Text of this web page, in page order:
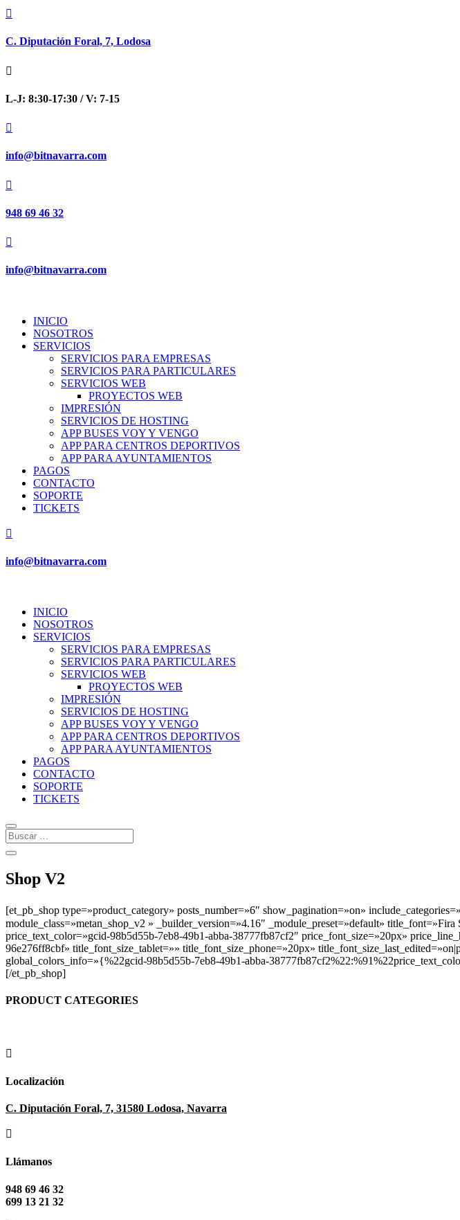

C. Diputación Foral, 7, Lodosa

L-J: 8:30-17:30 / V: 7-15

info@bitnavarra.com

948 69 46 32

info@bitnavarra.com
INICIO
NOSOTROS
SERVICIOS
SERVICIOS PARA EMPRESAS
SERVICIOS PARA PARTICULARES
SERVICIOS WEB
PROYECTOS WEB
IMPRESIÓN
SERVICIOS DE HOSTING
APP BUSES VOY Y VENGO
APP PARA CENTROS DEPORTIVOS
APP PARA AYUNTAMIENTOS
PAGOS
CONTACTO
SOPORTE
TICKETS

info@bitnavarra.com
INICIO
NOSOTROS
SERVICIOS
SERVICIOS PARA EMPRESAS
SERVICIOS PARA PARTICULARES
SERVICIOS WEB
PROYECTOS WEB
IMPRESIÓN
SERVICIOS DE HOSTING
APP BUSES VOY Y VENGO
APP PARA CENTROS DEPORTIVOS
APP PARA AYUNTAMIENTOS
PAGOS
CONTACTO
SOPORTE
TICKETS
Shop V2
[et_pb_shop type=»product_category» posts_number=»6″ show_pagination=»on»
module_class=»metan_shop_v2 » _builder_version=»4.16″ _module_preset=»default»
price_text_color=»gcid-98b5d55b-7eb8-49b1-abba-38777fb87cf2″ price_font_size=»20px»
96e276ff8cbf» title_font_size_tablet=»» title_font_size_phone=»20px»
global_colors_info=»{%22gcid-98b5d55b-7eb8-49b1-abba-
[/et_pb_shop]
PRODUCT CATEGORIES

Localización
C. Diputación Foral, 7, 31580 Lodosa, Navarra

Llámanos
948 69 46 32
699 13 21 32